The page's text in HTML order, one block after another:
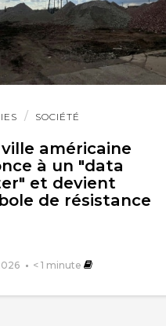
SOCIÉTÉ
américaine
à un "data
et devient
de résistance
< 1 minute